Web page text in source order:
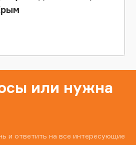
или нужна
и ответить на все интересующие